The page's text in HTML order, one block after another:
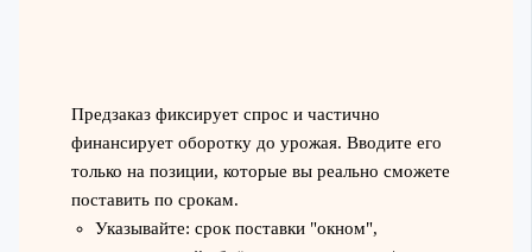
Предзаказ фиксирует спрос и частично
финансирует оборотку до урожая. Вводите его
только на позиции, которые вы реально сможете
поставить по срокам.
Указывайте: срок поставки "окном",